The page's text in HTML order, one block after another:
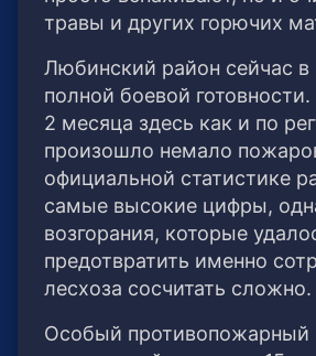
травы и других горючих
Любинский район сейчас
полной боевой
2 месяца здесь как и по
произошло немало
официальной статистике
самые высокие цифры,
возгорания, которые
предотвратить именно
лесхоза сосчитать сложно.
Особый